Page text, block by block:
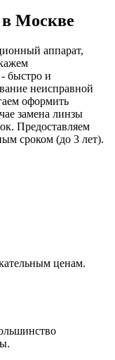
в Москве
аппарат,
быстро и
неисправной
оформить
замена линзы
Предоставляем
сроком (до 3 лет).
ценам.